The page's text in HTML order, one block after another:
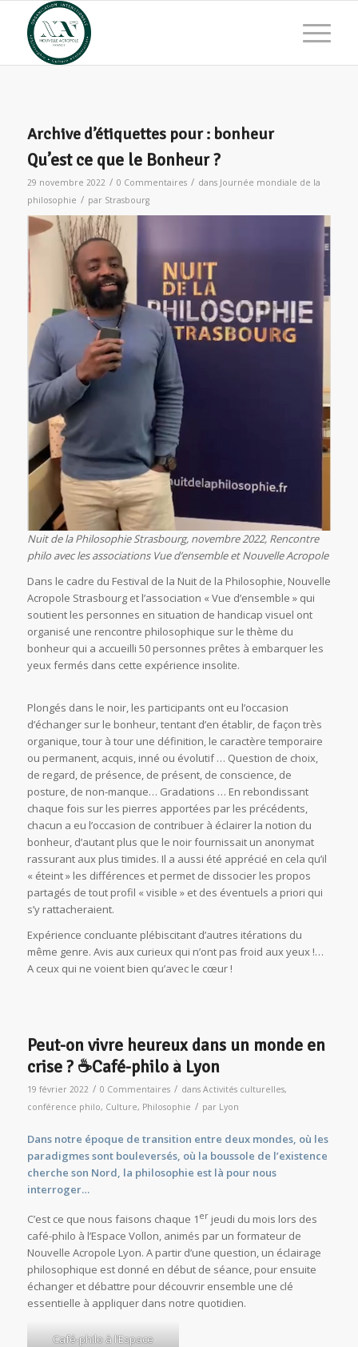
Archive d’étiquettes pour : bonheur
Qu’est ce que le Bonheur ?
29 novembre 2022 / 0 Commentaires / dans Journée mondiale de la
philosophie / par Strasbourg
Nuit de la Philosophie Strasbourg, novembre 2022, Rencontre
philo avec les associations Vue d’ensemble et Nouvelle Acropole
Dans le cadre du Festival de la Nuit de la Philosophie, Nouvelle
Acropole Strasbourg et l’association « Vue d’ensemble » qui
soutient les personnes en situation de handicap visuel ont
organisé une rencontre philosophique sur le thème du
bonheur qui a accueilli 50 personnes prêtes à embarquer les
yeux fermés dans cette expérience insolite.
Plongés dans le noir, les participants ont eu l’occasion
d’échanger sur le bonheur, tentant d’en établir, de façon très
organique, tour à tour une définition, le caractère temporaire
ou permanent, acquis, inné ou évolutif … Question de choix,
de regard, de présence, de présent, de conscience, de
posture, de non-manque… Gradations … En rebondissant
chaque fois sur les pierres apportées par les précédents,
chacun a eu l’occasion de contribuer à éclairer la notion du
bonheur, d’autant plus que le noir fournissait un anonymat
rassurant aux plus timides. Il a aussi été apprécié en cela qu’il
« éteint » les différences et permet de dissocier les propos
partagés de tout profil « visible » et des éventuels a priori qui
s’y rattacheraient.
Expérience concluante plébiscitant d’autres itérations du
même genre. Avis aux curieux qui n’ont pas froid aux yeux !…
A ceux qui ne voient bien qu’avec le cœur !
Peut-on vivre heureux dans un monde en
crise ? ☕️Café-philo à Lyon
19 février 2022 / 0 Commentaires / dans Activités culturelles,
conférence philo, Culture, Philosophie / par Lyon
Dans notre époque de transition entre deux mondes, où les
paradigmes sont bouleversés, où la boussole de l’existence
cherche son Nord, la philosophie est là pour nous
interroger…
C’est ce que nous faisons chaque 1 erjeudi du mois lors des
café-philo à l’Espace Vollon, animés par un formateur de
Nouvelle Acropole Lyon. A partir d’une question, un éclairage
philosophique est donné en début de séance, pour ensuite
échanger et débattre pour découvrir ensemble une clé
essentielle à appliquer dans notre quotidien.
Café-philo à l’Espace